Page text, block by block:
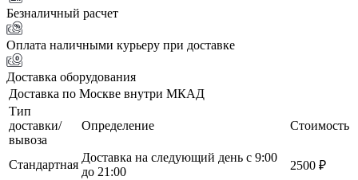
Безналичный расчет
Оплата наличными курьеру при доставке
Доставка оборудования
Доставка по Москве внутри МКАД
Тип
доставки/
вывоза
Определение Стоимость
Стандартная
Доставка на следующий день с 9:00
до 21:00
2500 ₽